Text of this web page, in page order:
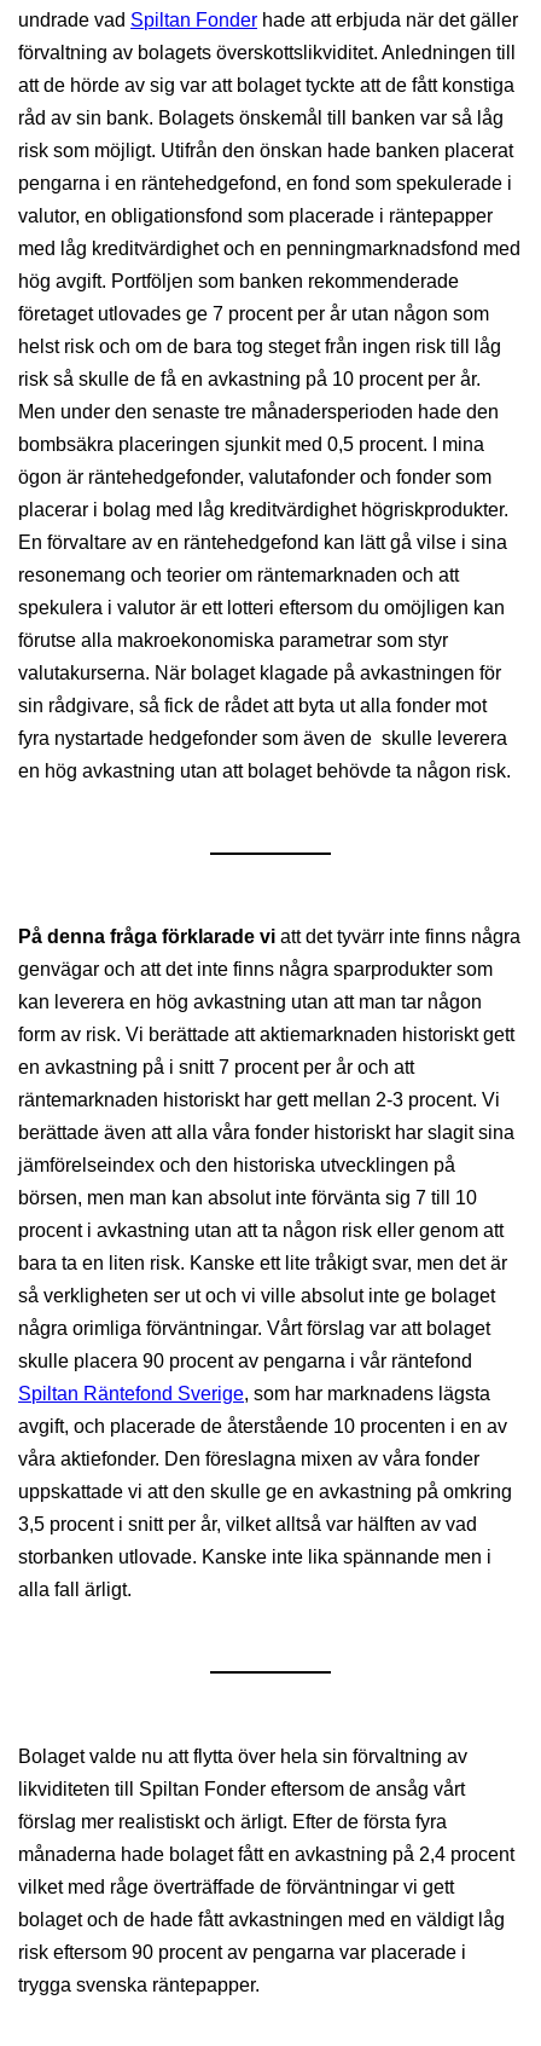
undrade vad Spiltan Fonder hade att erbjuda när det gäller
förvaltning av bolagets överskottslikviditet. Anledningen till
att de hörde av sig var att bolaget tyckte att de fått konstiga
råd av sin bank. Bolagets önskemål till banken var så låg
risk som möjligt. Utifrån den önskan hade banken placerat
pengarna i en räntehedgefond, en fond som spekulerade i
valutor, en obligationsfond som placerade i räntepapper
med låg kreditvärdighet och en penningmarknadsfond med
hög avgift. Portföljen som banken rekommenderade
företaget utlovades ge 7 procent per år utan någon som
helst risk och om de bara tog steget från ingen risk till låg
risk så skulle de få en avkastning på 10 procent per år.
Men under den senaste tre månadersperioden hade den
bombsäkra placeringen sjunkit med 0,5 procent. I mina
ögon är räntehedgefonder, valutafonder och fonder som
placerar i bolag med låg kreditvärdighet högriskprodukter.
En förvaltare av en räntehedgefond kan lätt gå vilse i sina
resonemang och teorier om räntemarknaden och att
spekulera i valutor är ett lotteri eftersom du omöjligen kan
förutse alla makroekonomiska parametrar som styr
valutakurserna. När bolaget klagade på avkastningen för
sin rådgivare, så fick de rådet att byta ut alla fonder mot
fyra nystartade hedgefonder som även de skulle leverera
en hög avkastning utan att bolaget behövde ta någon risk.
På denna fråga förklarade viatt det tyvärr inte finns några
genvägar och att det inte finns några sparprodukter som
kan leverera en hög avkastning utan att man tar någon
form av risk. Vi berättade att aktiemarknaden historiskt gett
en avkastning på i snitt 7 procent per år och att
räntemarknaden historiskt har gett mellan 2-3 procent. Vi
berättade även att alla våra fonder historiskt har slagit sina
jämförelseindex och den historiska utvecklingen på
börsen, men man kan absolut inte förvänta sig 7 till 10
procent i avkastning utan att ta någon risk eller genom att
bara ta en liten risk. Kanske ett lite tråkigt svar, men det är
så verkligheten ser ut och vi ville absolut inte ge bolaget
några orimliga förväntningar. Vårt förslag var att bolaget
skulle placera 90 procent av pengarna i vår räntefond
Spiltan Räntefond Sverige, som har marknadens lägsta
avgift, och placerade de återstående 10 procenten i en av
våra aktiefonder. Den föreslagna mixen av våra fonder
uppskattade vi att den skulle ge en avkastning på omkring
3,5 procent i snitt per år, vilket alltså var hälften av vad
storbanken utlovade. Kanske inte lika spännande men i
alla fall ärligt.
Bolaget valde nu att flytta över hela sin förvaltning av
likviditeten till Spiltan Fonder eftersom de ansåg vårt
förslag mer realistiskt och ärligt. Efter de första fyra
månaderna hade bolaget fått en avkastning på 2,4 procent
vilket med råge överträffade de förväntningar vi gett
bolaget och de hade fått avkastningen med en väldigt låg
risk eftersom 90 procent av pengarna var placerade i
trygga svenska räntepapper.